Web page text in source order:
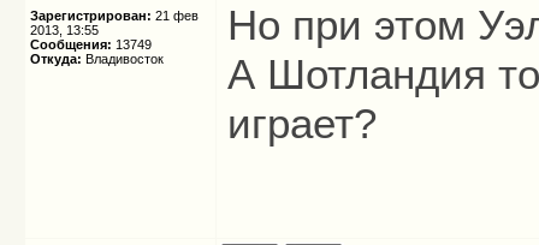
Зарегистрирован: 21 фев
2013, 13:55
Сообщения: 13749
Откуда: Владивосток
Но при этом
А Шотландия
играет?